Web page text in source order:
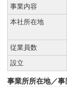
事業内容
本社所在地
従業員数
設立
事業所所在地／事